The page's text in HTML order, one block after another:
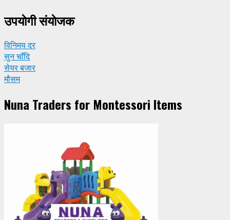
उपयाेगी संयाेजक
विनिमय दर
सुन चाँदि
सेयर बजार
मौसम
Nuna Traders for Montessori Items